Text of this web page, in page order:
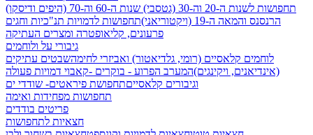
תחפושות לשנות ה-20 וה-30 (גטסבי)
שנות ה-60 וה-70 (היפים ודיסקו)
הרנסנס והמאה ה-19 (ויקטוריאני)
תחפושות לדמויות תנ"כיות וחגים
פרעונים, קליאופטרה ומצרים העתיקה
גיבורי על ולוחמים
לוחמים קלאסיים (רומי, גלדיאטור) ואביזרי לחימהשבטים עתיקים
(אינדיאנים, ויקינגים)המערב הפרוע - בוקרים -קאבוי דמויות פעולה
וגיבורים קלאסייםתחפושת פיראטים- שודדי ים
תחפושות מפחידות ואימה
פריטים בודדים
חצאיות לתחפושות